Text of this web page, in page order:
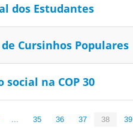
dos Estudantes
Cursinhos Populares
na COP 30
... 35 36 37 38 39